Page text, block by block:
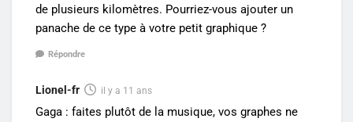
de plusieurs kilomètres. Pourriez-vous ajouter un
panache de ce type à votre petit graphique ?
Répondre
Lionel-fr il y a 11 ans
Gaga : faites plutôt de la musique, vos graphes ne